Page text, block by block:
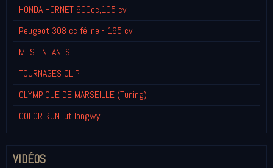
HONDA HORNET 600cc,105 cv
Peugeot 308 cc féline - 165 cv
MES ENFANTS
TOURNAGES CLIP
OLYMPIQUE DE MARSEILLE (Tuning)
COLOR RUN iut longwy
VIDÉOS